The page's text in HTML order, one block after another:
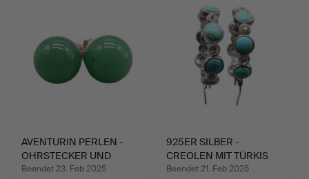
AVENTURIN PERLEN -
OHRSTECKER UND
925ER SI…
Beendet 23. Feb 2025
925ER SILBER -
CREOLEN MIT TÜRKIS
UND ZIRK…
Beendet 21. Feb 2025